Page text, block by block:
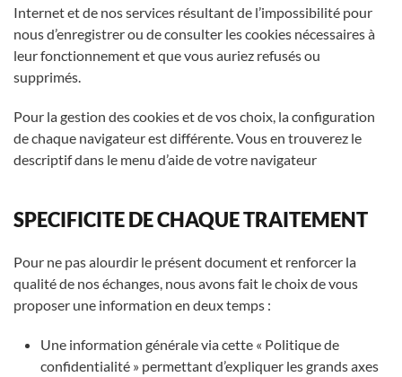
Internet et de nos services résultant de l’impossibilité pour
nous d’enregistrer ou de consulter les cookies nécessaires à
leur fonctionnement et que vous auriez refusés ou
supprimés.
Pour la gestion des cookies et de vos choix, la configuration
de chaque navigateur est différente. Vous en trouverez le
descriptif dans le menu d’aide de votre navigateur
SPECIFICITE DE CHAQUE TRAITEMENT
Pour ne pas alourdir le présent document et renforcer la
qualité de nos échanges, nous avons fait le choix de vous
proposer une information en deux temps :
Une information générale via cette « Politique de
confidentialité » permettant d’expliquer les grands axes